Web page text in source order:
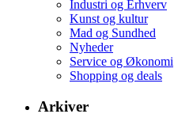
Industri og Erhverv
Kunst og kultur
Mad og Sundhed
Nyheder
Service og Økonomi
Shopping og deals
Arkiver